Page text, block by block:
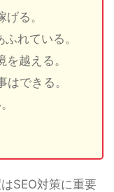
る。
れている。
越える。
できる。
SEO対策に重要